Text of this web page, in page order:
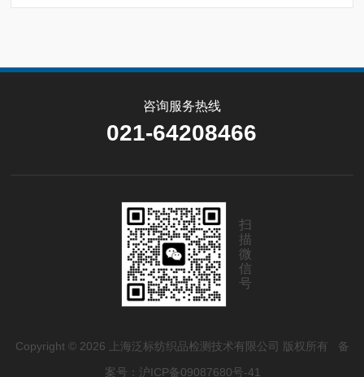
咨询服务热线
021-64208466
扫
描
微
信
号
Copyright © 2026 上海泛标纺织品检测技术有限公司 版权所有 备
案号：沪ICP备09087680号-41